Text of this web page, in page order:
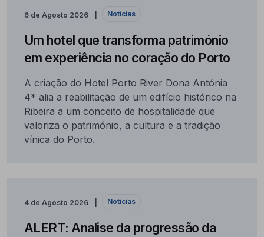
6 de Agosto 2026 Notícias
Um hotel que transforma património
em experiência no coração do Porto
A criação do Hotel Porto River Dona Antónia
4* alia a reabilitação de um edifício histórico na
Ribeira a um conceito de hospitalidade que
valoriza o património, a cultura e a tradição
vínica do Porto.
4 de Agosto 2026 Notícias
ALERT: Analise da progressão da